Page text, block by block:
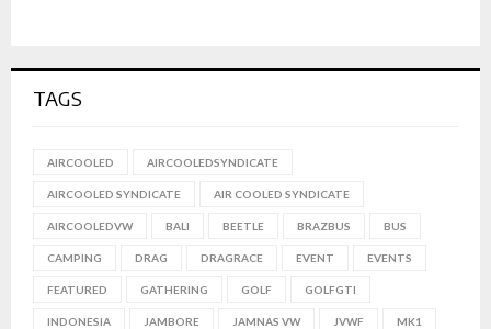
TAGS
AIRCOOLED AIRCOOLEDSYNDICATE
AIRCOOLED SYNDICATE AIR COOLED SYNDICATE
AIRCOOLEDVW BALI BEETLE BRAZBUS BUS
CAMPING DRAG DRAGRACE EVENT EVENTS
FEATURED GATHERING GOLF GOLFGTI
INDONESIA JAMBORE JAMNAS VW JVWF MK1